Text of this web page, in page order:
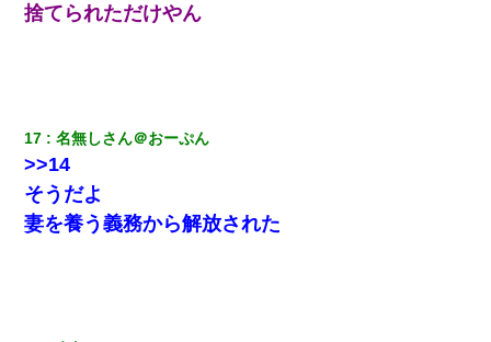
捨てられただけやん
17 名無しさん＠おーぷん
>>14
そうだよ
妻を養う義務から解放された